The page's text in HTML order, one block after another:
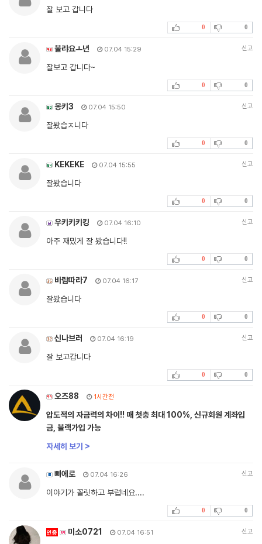
잘 보고 갑니다
0 0
불랴요ㅗ년 07.04 15:29 신고
잘보고 갑니다~
0 0
몽키3 07.04 15:50 신고
잘봤습ㅈ니다
0 0
KEKEKE 07.04 15:55 신고
잘봤습니다
0 0
우키키키킹 07.04 16:10 신고
아주 재밌게 잘 봤습니다!!
0 0
바람따라7 07.04 16:17 신고
잘봤습니다
0 0
신나브러 07.04 16:19 신고
잘 보고갑니다
0 0
오즈88 1시간전
압도적의 자금력의 차이!! 매 첫충 최대 100%, 신규회원 계좌입
금, 블랙가입 가능
자세히 보기 >
삐에로 07.04 16:26 신고
이야기가 꼴릿하고 부럽네요....
0 0
인증 미소0721 07.04 16:51 신고